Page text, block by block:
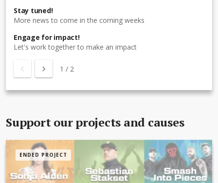
Stay tuned!
More news to come in the coming weeks
Engage for impact!
Let's work together to make an impact
1 / 2
Support our projects and causes
ENDED PROJECT